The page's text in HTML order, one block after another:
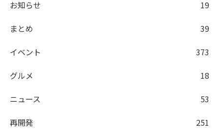
お知らせ
19
まとめ
39
イベント
373
グルメ
18
ニュース
53
再開発
251